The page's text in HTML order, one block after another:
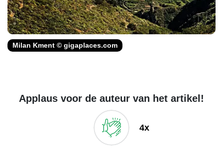
Milan Kment © gigaplaces.com
Applaus voor de auteur van het artikel!
4x